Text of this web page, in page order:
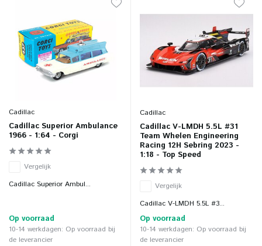
Cadillac
Cadillac Superior Ambulance
1966 - 1:64 - Corgi
Vergelijk
Cadillac Superior Ambul...
Op voorraad
10-14 werkdagen: Op voorraad bij
de leverancier
Cadillac
Cadillac V-LMDH 5.5L #31
Team Whelen Engineering
Racing 12H Sebring 2023 -
1:18 - Top Speed
Vergelijk
Cadillac V-LMDH 5.5L #3...
Op voorraad
10-14 werkdagen: Op voorraad bij
de leverancier